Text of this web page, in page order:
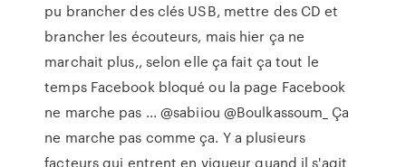
pu brancher des clés USB, mettre des CD et
brancher les écouteurs, mais hier ça ne
marchait plus,, selon elle ça fait ça tout le
temps Facebook bloqué ou la page Facebook
ne marche pas ... @sabiiou @Boulkassoum_ Ça
ne marche pas comme ça. Y a plusieurs
facteurs qui entrent en vigueur quand il s'agit